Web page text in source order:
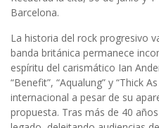
Barcelona.
La historia del rock progresivo
banda británica permanece
espíritu del carismático Ian
“Benefit”, “Aqualung” y “Thick
internacional a pesar de su
propuesta. Tras más de 40